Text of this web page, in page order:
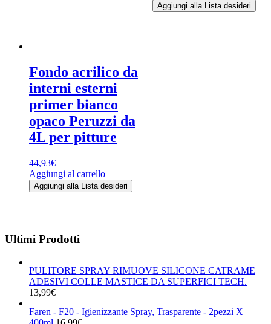
Aggiungi alla Lista desideri
Fondo acrilico da
interni esterni
primer bianco
opaco Peruzzi da
4L per pitture
44,93€
Aggiungi al carrello
Aggiungi alla Lista desideri
Ultimi Prodotti
PULITORE SPRAY RIMUOVE SILICONE CATRAME
ADESIVI COLLE MASTICE DA SUPERFICI TECH.
13,99€
Faren - F20 - Igienizzante Spray, Trasparente - 2pezzi X